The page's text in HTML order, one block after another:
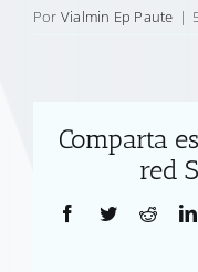
Por Vialmin Ep Paute |
Comparta
red
Facebook
TwitterReddit